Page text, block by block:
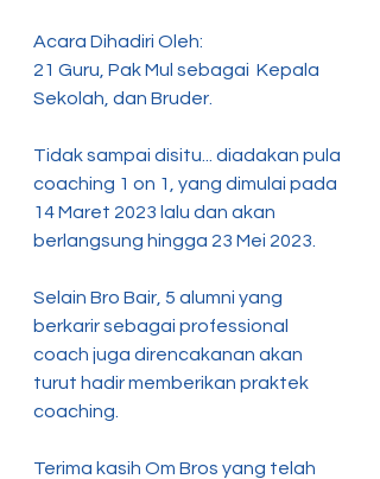
Acara Dihadiri Oleh:
21 Guru, Pak Mul sebagai  Kepala
Sekolah, dan Bruder.
Tidak sampai disitu... diadakan pula
coaching 1 on 1, yang dimulai pada
14 Maret 2023 lalu dan akan
berlangsung hingga 23 Mei 2023.
Selain Bro Bair, 5 alumni yang
berkarir sebagai professional
coach juga direncakanan akan
turut hadir memberikan praktek
coaching.
Terima kasih Om Bros yang telah